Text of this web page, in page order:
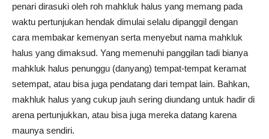
penari dirasuki oleh roh mahkluk halus yang memang pada
waktu pertunjukan hendak dimulai selalu dipanggil dengan
cara membakar kemenyan serta menyebut nama mahkluk
halus yang dimaksud. Yang memenuhi panggilan tadi bianya
mahkluk halus penunggu (danyang) tempat-tempat keramat
setempat, atau bisa juga pendatang dari tempat lain. Bahkan,
makhluk halus yang cukup jauh sering diundang untuk hadir di
arena pertunjukkan, atau bisa juga mereka datang karena
maunya sendiri.